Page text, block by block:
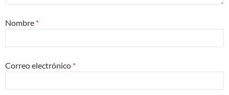
Nombre *
Correo electrónico *